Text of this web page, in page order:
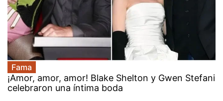
Fama
¡Amor, amor, amor! Blake Shelton y Gwen Stefani
celebraron una íntima boda